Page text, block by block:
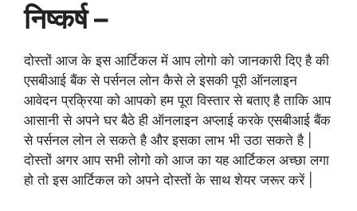
निष्कर्ष –
दोस्तों आज के इस आर्टिकल में आप लोगो को जानकारी दिए है की
एसबीआई बैंक से पर्सनल लोन कैसे ले इसकी पूरी ऑनलाइन
आवेदन प्रक्रिया को आपको हम पूरा विस्तार से बताए है ताकि आप
आसानी से अपने घर बैठे ही ऑनलाइन अप्लाई करके एसबीआई बैंक
से पर्सनल लोन ले सकते है और इसका लाभ भी उठा सकते है |
दोस्तों अगर आप सभी लोगो को आज का यह आर्टिकल अच्छा लगा
हो तो इस आर्टिकल को अपने दोस्तों के साथ शेयर जरूर करें |